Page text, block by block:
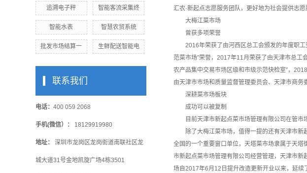
追溯电子秤 智能客流采集终
智能水表 智慧农贸系统
批发市场结算一 生鲜配送智能电
联系我们
电话： 400 059 2068
手机(微信）： 18129919980
地址： 深圳市龙岗区龙岗街道南联社区龙
城大道31号金地凯旋广场4栋3501
汇农·新起点志愿服务团队，更好地为社会提供志
大梅江菜市场
曾获多项荣誉
2016年荣获了由河西区总工会颁发的年度职工
范菜市场”荣誉，2017年11月荣获了由天津市总工
农产品集中交易市场区级和市级示范快检室”，
由天津市市场和质量监督管理委员会、天津市商务
深耕菜市场板块
成功可以被复制
目前天津市新起点菜市场管理有限公司在管市场
除了大梅江菜市场，值得一提的还有天津市新
全国的一个重要窗口单位，天塔菜市场隶属于天
市新起点菜市场管理有限公司经营管理，天津市
场自2017年6月12日提升改造更新开业以来，延续